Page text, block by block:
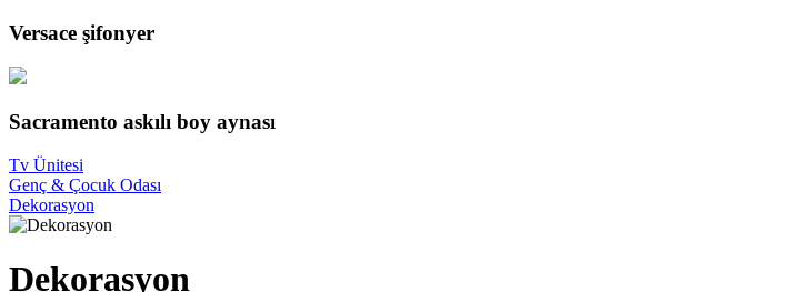
Versace şifonyer
Sacramento askılı boy aynası
Tv Ünitesi
Genç & Çocuk Odası
Dekorasyon
Dekorasyon